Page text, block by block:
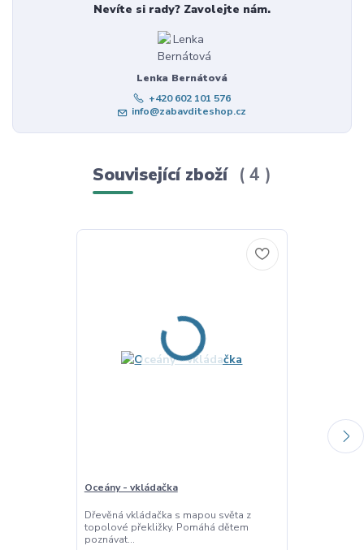
Nevíte si rady? Zavolejte nám.
Lenka Bernátová
+420 602 101 576
info@zabavditeshop.cz
Související zboží 4
Oceány - vkládačka
Dřevěná vkládačka s mapou světa z
topolové překližky. Pomáhá dětem
poznávat...